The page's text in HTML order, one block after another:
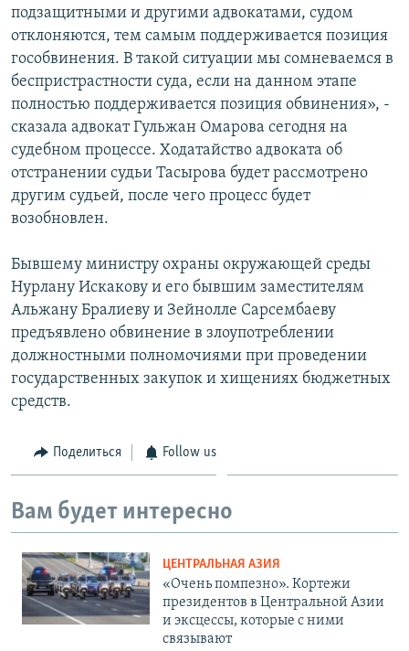
подзащитными и другими адвокатами, судом
отклоняются, тем самым поддерживается позиция
гособвинения. В такой ситуации мы сомневаемся в
беспристрастности суда, если на данном этапе
полностью поддерживается позиция обвинения», -
сказала адвокат Гульжан Омарова сегодня на
судебном процессе. Ходатайство адвоката об
отстранении судьи Тасырова будет рассмотрено
другим судьей, после чего процесс будет
возобновлен.
Бывшему министру охраны окружающей среды
Нурлану Искакову и его бывшим заместителям
Альжану Бралиеву и Зейнолле Сарсембаеву
предъявлено обвинение в злоупотреблении
должностными полномочиями при проведении
государственных закупок и хищениях бюджетных
средств.
Поделиться Follow us
Вам будет интересно
ЦЕНТРАЛЬНАЯ АЗИЯ
«Очень помпезно». Кортежи
президентов в Центральной Азии
и эксцессы, которые с ними
связывают